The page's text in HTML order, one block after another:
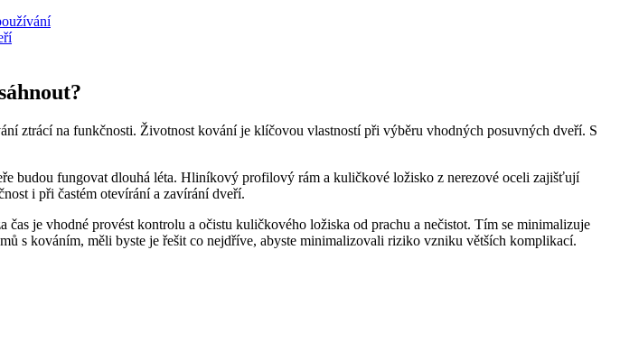
ztrácí na funkčnosti. Životnost kování je klíčovou vlastností při výběru vhodných posuvných dveří. S
budou fungovat dlouhá léta. Hliníkový profilový rám a kuličkové ložisko z nerezové oceli zajišťují
i při častém otevírání a zavírání dveří.
je vhodné provést kontrolu a očistu kuličkového ložiska od prachu a nečistot. Tím se minimalizuje
s kováním, měli byste je řešit co nejdříve, abyste minimalizovali riziko vzniku větších komplikací.